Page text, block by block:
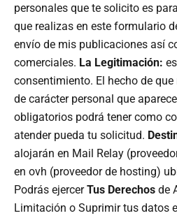
personales que te solicito es
que realizas en este formulario
envío de mis publicaciones así
comerciales. La Legitimación:
consentimiento. El hecho de
de carácter personal que
obligatorios podrá tener como
atender pueda tu solicitud.
alojarán en Mail Relay
en ovh (proveedor de hosting)
Podrás ejercerTus Derechos de
Limitación o Suprimir tus datos